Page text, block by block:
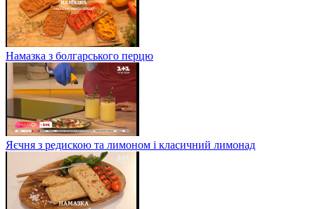
Намазка з болгарського перцю
Яєчня з редискою та лимоном і класичний лимонад